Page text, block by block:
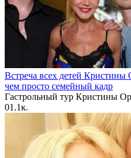
Встреча всех детей
чем просто семейный кадр
Гастрольный тур Кристины
01.1к.